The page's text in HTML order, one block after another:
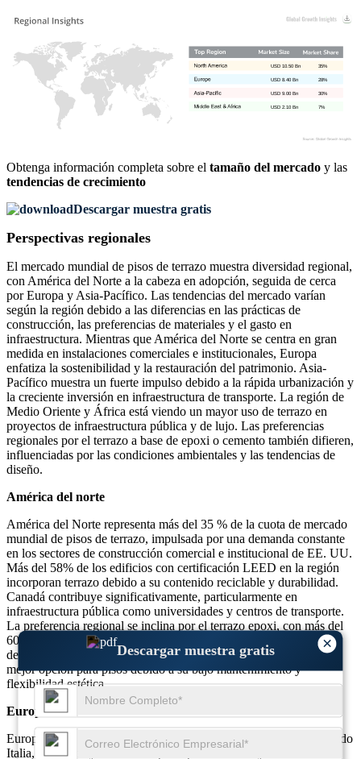
×
Descargar muestra gratis
7%
USD 2.10 Bn
30%
USD 9.00 Bn
28%
USD 8.40 Bn
35%
USD 10.50 Bn
Obtenga información completa sobre el tamaño del mercado y las
tendencias de crecimiento
Descargar muestra gratis
Perspectivas regionales
El mercado mundial de pisos de terrazo muestra diversidad regional,
con América del Norte a la cabeza en adopción, seguida de cerca
por Europa y Asia-Pacífico. Las tendencias del mercado varían
según la región debido a las diferencias en las prácticas de
construcción, las preferencias de materiales y el gasto en
infraestructura. Mientras que América del Norte se centra en gran
medida en instalaciones comerciales e institucionales, Europa
enfatiza la sostenibilidad y la restauración del patrimonio. Asia-
Pacífico muestra un fuerte impulso debido a la rápida urbanización y
la creciente inversión en infraestructura de transporte. La región de
Medio Oriente y África está viendo un mayor uso de terrazo en
proyectos de infraestructura pública y de lujo. Las preferencias
regionales por el terrazo a base de epoxi o cemento también difieren,
influenciadas por las condiciones ambientales y las tendencias de
diseño.
América del norte
América del Norte representa más del 35 % de la cuota de mercado
mundial de pisos de terrazo, impulsada por una demanda constante
en los sectores de construcción comercial e institucional de EE. UU.
Más del 58% de los edificios con certificación LEED en la región
incorporan terrazo debido a su contenido reciclable y durabilidad.
Canadá contribuye significativamente, particularmente en
infraestructura pública como universidades y centros de transporte.
La preferencia regional se inclina por el terrazo epoxi, con más del
60% de las nuevas instalaciones utilizando este tipo. Además, más
del 40% de los arquitectos de la región citan el terrazo como la
mejor opción para pisos debido a su bajo mantenimiento y
flexibilidad estética.
Europa
Europa posee casi el 28% de la cuota de mercado del terrazo, siendo
Italia, Alemania y Francia los principales contribuyentes. La